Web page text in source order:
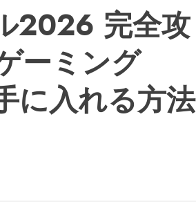
2026 完全攻
ーミング
に入れる方法